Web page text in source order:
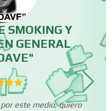
SMOKING Y
GENERAL
este medio, quiero